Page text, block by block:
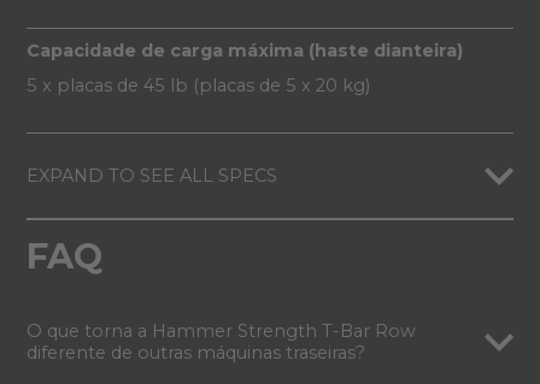
Capacidade de carga máxima (haste dianteira)
5 x placas de 45 lb (placas de 5 x 20 kg)
EXPAND TO SEE ALL SPECS
FAQ
O que torna a Hammer Strength T-Bar Row
diferente de outras máquinas traseiras?